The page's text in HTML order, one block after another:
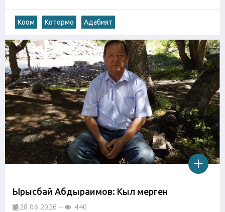
Коом Котормо Адабият
Ырысбай Абдыраимов: Кыл мерген
28.06.2026 440